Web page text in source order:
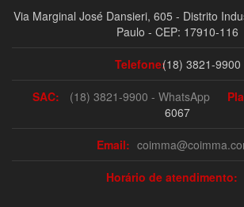
Via Marginal José Dansieri, 605 - Distrito
Paulo - CEP: 17910-116
Telefone:(18) 3821-9900
SAC: (18) 3821-9900 - WhatsApp
6067
Email:
Horário de atendimento: